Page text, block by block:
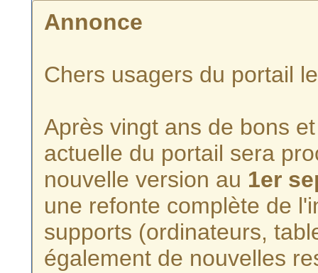
Annonce
Chers usagers du portail
Après vingt ans de bons
actuelle du portail sera
nouvelle version au 1er
une refonte complète de
supports (ordinateurs,
également de nouvelles